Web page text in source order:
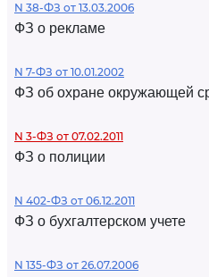
N 38-ФЗ от 13.03.2006
ФЗ о рекламе
N 7-ФЗ от 10.01.2002
ФЗ об охране окружающей
N 3-ФЗ от 07.02.2011
ФЗ о полиции
N 402-ФЗ от 06.12.2011
ФЗ о бухгалтерском учете
N 135-ФЗ от 26.07.2006